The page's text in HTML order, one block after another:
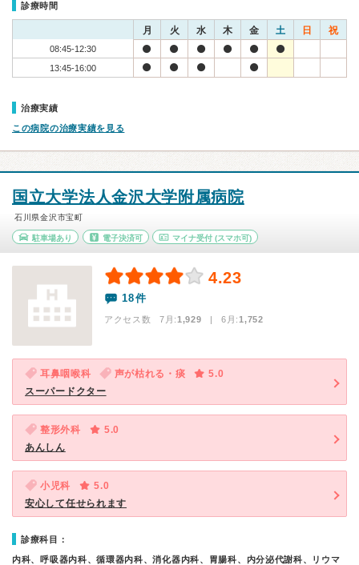
診療時間
月 火 水 木 金 土 日 祝
08:45-12:30
13:45-16:00
治療実績
この病院の治療実績を見る
国立大学法人金沢大学附属病院
石川県金沢市宝町
駐車場あり 電子決済可 マイナ受付 (スマホ可)
4.23
18件
アクセス数 7月:1,929 | 6月:1,752
耳鼻咽喉科 声が枯れる・痰
5.0
スーパードクター
整形外科
5.0
あんしん
小児科
5.0
安心して任せられます
診療科目：
内科、呼吸器内科、循環器内科、消化器内科、胃腸科、内分泌代謝科、リウマ